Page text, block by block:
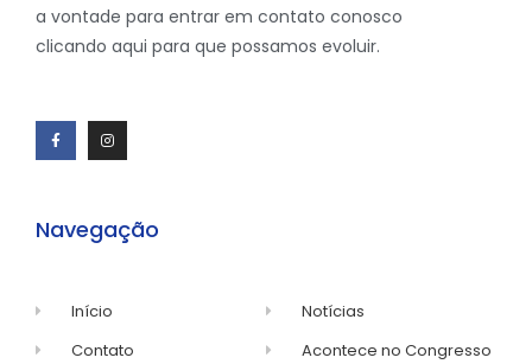
a vontade para entrar em contato conosco
clicando aqui para que possamos evoluir.
Navegação
Início
Contato
Notícias
Acontece no Congresso